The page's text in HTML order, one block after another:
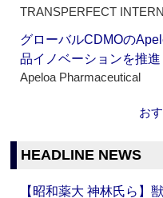
TRANSPERFECT
グローバルCDMOの
品イノベーションを推進
Apeloa Pharmaceutical
お
HEADLINE NEWS
【昭和薬大 神林氏ら】